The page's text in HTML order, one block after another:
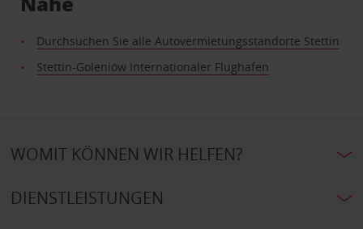
Durchsuchen Sie alle Autovermietungsstandorte Stettin
Stettin-Goleniów Internationaler Flughafen
WOMIT KÖNNEN WIR HELFEN?
DIENSTLEISTUNGEN